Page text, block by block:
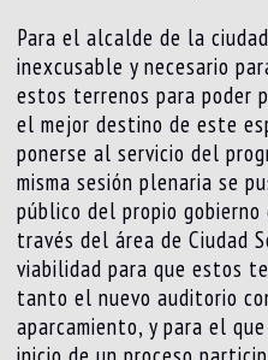
Para el alcalde de la
inexcusable y necesario
estos terrenos para poder
el mejor destino de este
ponerse al servicio del
misma sesión plenaria se
público del propio gobierno
través del área de Ciudad
viabilidad para que estos
tanto el nuevo auditorio
aparcamiento, y para el